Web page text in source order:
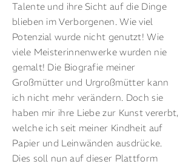
Talente und ihre Sicht auf die Dinge
blieben im Verborgenen. Wie viel
Potenzial wurde nicht genutzt! Wie
viele Meisterinnenwerke wurden nie
gemalt! Die Biografie meiner
Großmütter und Urgroßmütter kann
ich nicht mehr verändern. Doch sie
haben mir ihre Liebe zur Kunst vererbt,
welche ich seit meiner Kindheit auf
Papier und Leinwänden ausdrücke.
Dies soll nun auf dieser Plattform